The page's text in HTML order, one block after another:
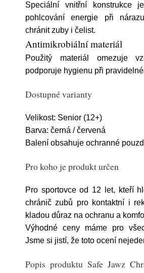
Speciální vnitřní konstrukce
pohlcování energie při
chránit zuby i čelist.
Antimikrobiální materiál
Použitý materiál omezuje
podporuje hygienu při
Dostupné varianty
Velikost: Senior (12+)
Barva: černá / červená
Balení obsahuje ochranné
Pro koho je produkt určen
Pro sportovce od 12 let, kteří
chránič zubů pro kontaktní i
kladou důraz na ochranu a
Výhodné ceny máme pro
Jsme si jistí, že toto ocení
Popis produktu Safe Jawz